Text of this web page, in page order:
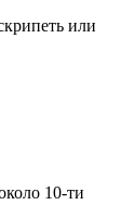
или
10-ти